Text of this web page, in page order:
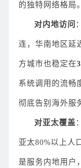
的独特网络格局。
对内地访问
连，华南地区延
方城市也稳定在
系统调用的流畅
彻底告别海外服
对亚太覆盖
亚太80%以上人
是服务内地用户